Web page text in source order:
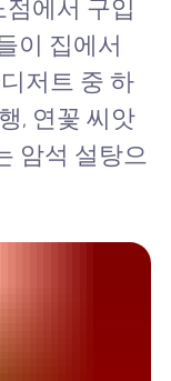
에서 구입
이 집에서
저트 중 하
, 연꽃 씨앗
암석 설탕으